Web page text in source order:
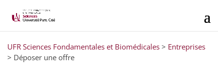
UFR Sciences Fondamentales et Biomédicales > Entreprises
> Déposer une offre